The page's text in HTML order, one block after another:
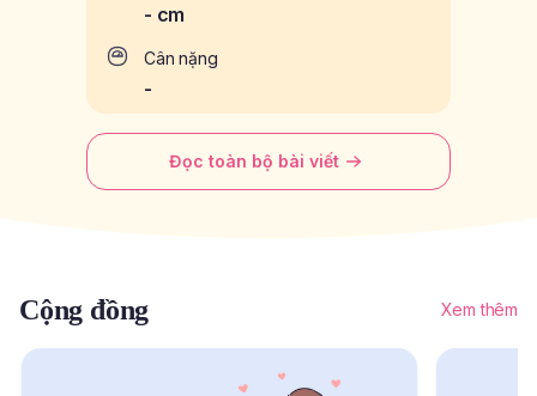
- cm
Cân nặng
-
Đọc toàn bộ bài viết
Cộng đồng Xem thêm